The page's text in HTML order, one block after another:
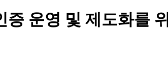
운영 및 제도화를